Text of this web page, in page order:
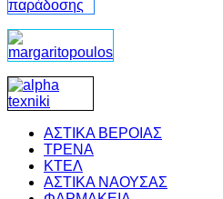
ΑΣΤΙΚΑ ΒΕΡΟΙΑΣ
ΤΡΕΝΑ
ΚΤΕΛ
ΑΣΤΙΚΑ ΝΑΟΥΣΑΣ